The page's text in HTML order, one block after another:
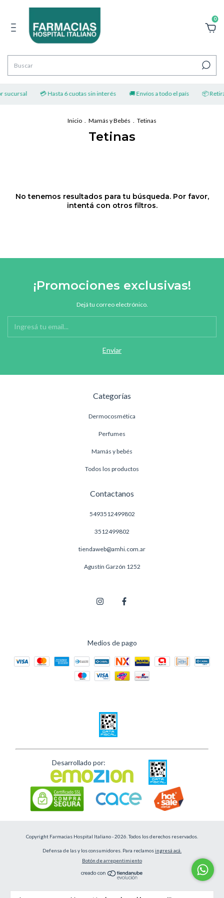
0
sucursal 💳 Hasta 6 cuotas sin interés 🚚 Envíos a todo el país 📦
Inicio . Mamás y Bebés . Tetinas
Tetinas
No tenemos resultados para tu búsqueda. Por favor,
intentá con otros filtros.
¡Promociones exclusivas!
Dejá tu correo electrónico.
Categorías
Dermocosmética
Perfumes
Mamás y bebés
Todos los productos
Contactanos
5493512499802
3512499802
tiendaweb@amhi.com.ar
Agustín Garzón 1252
Medios de pago
Desarrollado por:
Copyright Farmacias Hospital Italiano - 2026. Todos los derechos reservados.
Defensa de las y los consumidores. Para reclamosingresá acá.
Botón de arrepentimiento